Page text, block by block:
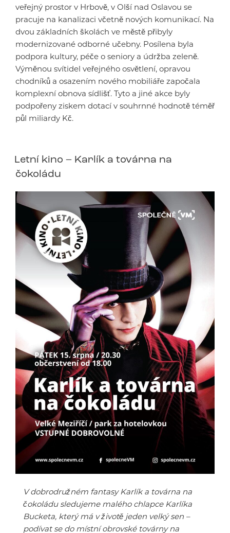
veřejný prostor v Hrbově, v Olší nad Oslavou se
pracuje na kanalizaci včetně nových komunikací. Na
dvou základních školách ve městě přibyly
modernizované odborné učebny. Posílena byla
podpora kultury, péče o seniory a údržba zeleně.
Výměnou svítidel veřejného osvětlení, opravou
chodníků a osazením nového mobiliáře započala
komplexní obnova sídlišť. Tyto a jiné akce byly
podpořeny ziskem dotací v souhrnné hodnotě téměř
půl miliardy Kč.
Letní kino – Karlík a továrna na
čokoládu
V dobrodružném fantasy Karlík a továrna na
čokoládu sledujeme malého chlapce Karlíka
Bucketa, který má v životě jeden velký sen –
podívat se do místní obrovské továrny na